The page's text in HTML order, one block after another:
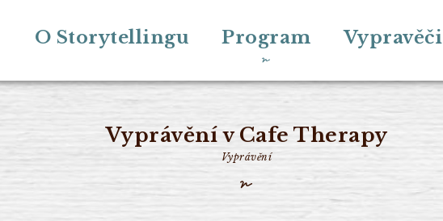
O Storytellingu Program Vypravěči
Vyprávění v Cafe Therapy
Vyprávění